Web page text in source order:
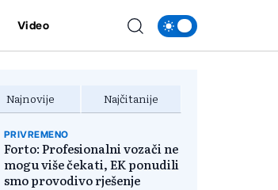
Video
Najnovije Najčitanije
PRIVREMENO
Forto: Profesionalni vozači ne
mogu više čekati, EK ponudili
smo provodivo rješenje